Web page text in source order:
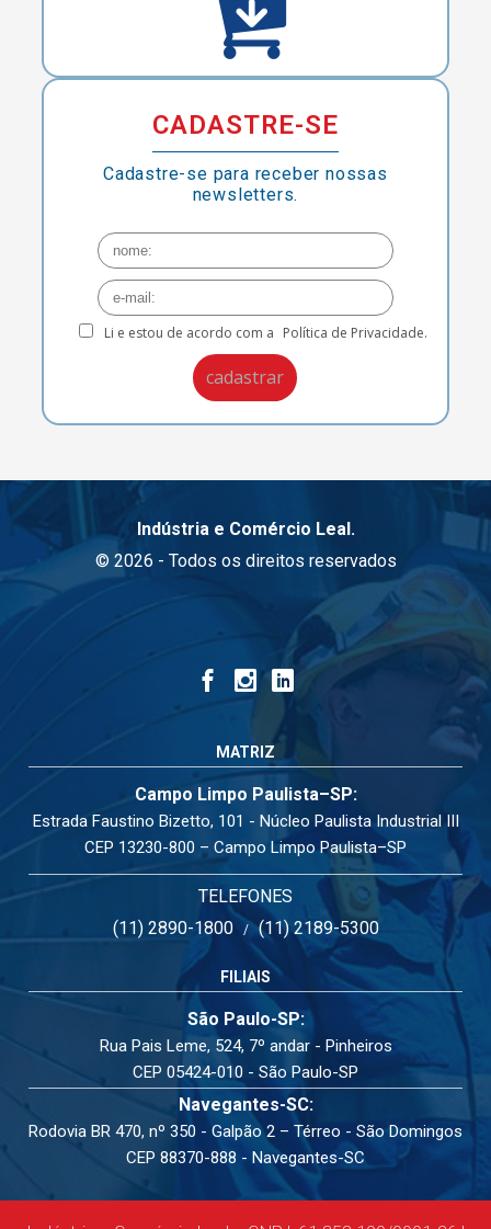
CADASTRE-SE
Cadastre-se para receber nossas
newsletters.
Li e estou de acordo com a Política de Privacidade.
Indústria e Comércio Leal.
© 2026 - Todos os direitos reservados
MATRIZ
Campo Limpo Paulista–SP:
Estrada Faustino Bizetto, 101 - Núcleo Paulista Industrial III
CEP 13230-800 – Campo Limpo Paulista–SP
TELEFONES
(11) 2890-1800/(11) 2189-5300
FILIAIS
São Paulo-SP:
Rua Pais Leme, 524, 7º andar - Pinheiros
CEP 05424-010 - São Paulo-SP
Navegantes-SC:
Rodovia BR 470, nº 350 - Galpão 2 – Térreo - São Domingos
CEP 88370-888 - Navegantes-SC